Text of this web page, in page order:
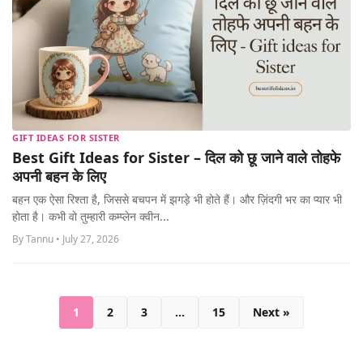
GIFT IDEAS FOR SISTER
Best Gift Ideas for Sister – दिल को छू जाने वाले तोहफे
अपनी बहन के लिए
बहन एक ऐसा रिश्ता है, जिससे बचपन में झगड़े भी होते हैं। और ज़िंदगी भर का प्यार भी
होता है। कभी वो तुम्हारी कम्प्लेन क्वीन...
By Tannu • July 27, 2026
1 2 3 … 15 Next »